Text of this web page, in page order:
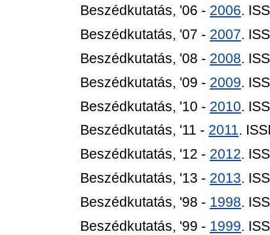
Beszédkutatás, '06 - 2006.
Beszédkutatás, '07 - 2007.
Beszédkutatás, '08 - 2008.
Beszédkutatás, '09 - 2009.
Beszédkutatás, '10 - 2010.
Beszédkutatás, '11 - 2011.
Beszédkutatás, '12 - 2012.
Beszédkutatás, '13 - 2013.
Beszédkutatás, '98 - 1998.
Beszédkutatás, '99 - 1999.